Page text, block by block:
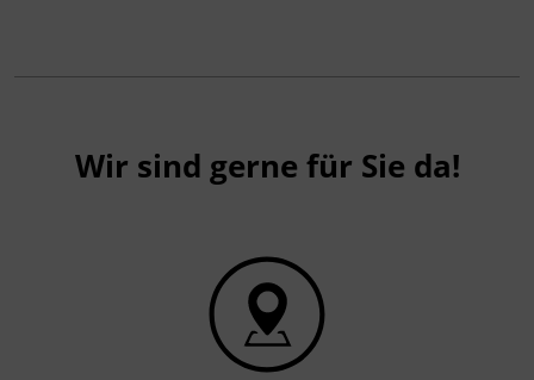
Wir sind gerne für Sie da!